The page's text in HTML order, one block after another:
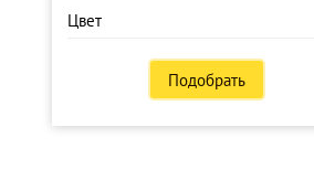
Цвет
Подобрать